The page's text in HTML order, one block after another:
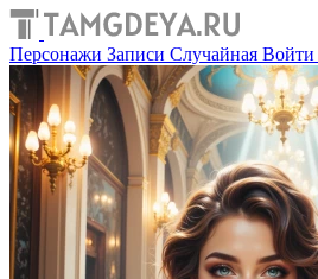
Персонажи Записи Случайная Войти